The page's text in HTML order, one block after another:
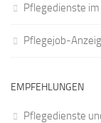
Pflegedienste im
Pflegejob-
EMPFEHLUNGEN
Pflegedienste